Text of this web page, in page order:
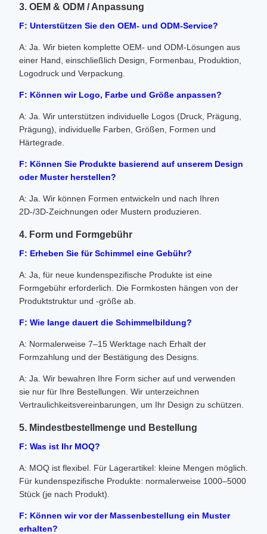
3. OEM & ODM / Anpassung
F: Unterstützen Sie den OEM- und ODM-Service?
A: Ja. Wir bieten komplette OEM- und ODM-Lösungen aus
einer Hand, einschließlich Design, Formenbau, Produktion,
Logodruck und Verpackung.
F: Können wir Logo, Farbe und Größe anpassen?
A: Ja. Wir unterstützen individuelle Logos (Druck, Prägung,
Prägung), individuelle Farben, Größen, Formen und
Härtegrade.
F: Können Sie Produkte basierend auf unserem Design
oder Muster herstellen?
A: Ja. Wir können Formen entwickeln und nach Ihren
2D-/3D-Zeichnungen oder Mustern produzieren.
4. Form und Formgebühr
F: Erheben Sie für Schimmel eine Gebühr?
A: Ja, für neue kundenspezifische Produkte ist eine
Formgebühr erforderlich. Die Formkosten hängen von der
Produktstruktur und -größe ab.
F: Wie lange dauert die Schimmelbildung?
A: Normalerweise 7–15 Werktage nach Erhalt der
Formzahlung und der Bestätigung des Designs.
A: Ja. Wir bewahren Ihre Form sicher auf und verwenden
sie nur für Ihre Bestellungen. Wir unterzeichnen
Vertraulichkeitsvereinbarungen, um Ihr Design zu schützen.
5. Mindestbestellmenge und Bestellung
F: Was ist Ihr MOQ?
A: MOQ ist flexibel. Für Lagerartikel: kleine Mengen möglich.
Für kundenspezifische Produkte: normalerweise 1000–5000
Stück (je nach Produkt).
F: Können wir vor der Massenbestellung ein Muster
erhalten?